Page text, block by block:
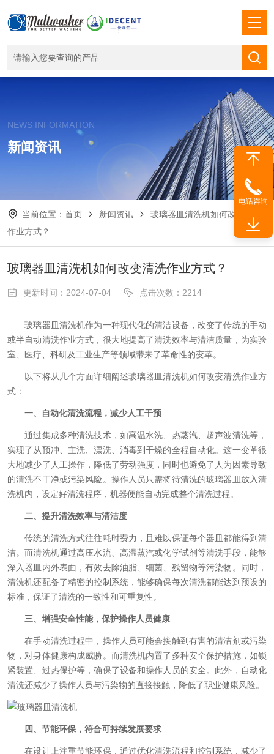
NEWS INFORMATION
新闻资讯
当前位置： 首页 新闻资讯
玻璃器皿清洗机如何改变清洗
作业方式？
玻璃器皿清洗机如何改变清洗作业方式？
更新时间：2024-07-04 点击次数：2214
玻璃器皿清洗机作为一种现代化的清洁设备，改变了传统的手动
或半自动清洗作业方式，很大地提高了清洗效率与清洁质量，为实验
室、医疗、科研及工业生产等领域带来了革命性的变革。
以下将从几个方面详细阐述玻璃器皿清洗机如何改变清洗作业方
式：
一、自动化清洗流程，减少人工干预
通过集成多种清洗技术，如高温水洗、热蒸汽、超声波清洗等，
实现了从预冲、主洗、漂洗、消毒到干燥的全程自动化。这一变革很
大地减少了人工操作，降低了劳动强度，同时也避免了人为因素导致
的清洗不干净或污染风险。操作人员只需将待清洗的玻璃器皿放入清
洗机内，设定好清洗程序，机器便能自动完成整个清洗过程。
二、提升清洗效率与清洁度
传统的清洗方式往往耗时费力，且难以保证每个器皿都能得到清
洁。而清洗机通过高压水流、高温蒸汽或化学试剂等清洗手段，能够
深入器皿内外表面，有效去除油脂、细菌、残留物等污染物。同时，
清洗机还配备了精密的控制系统，能够确保每次清洗都能达到预设的
标准，保证了清洗的一致性和可重复性。
三、增强安全性能，保护操作人员健康
在手动清洗过程中，操作人员可能会接触到有害的清洁剂或污染
物，对身体健康构成威胁。而清洗机内置了多种安全保护措施，如锁
紧装置、过热保护等，确保了设备和操作人员的安全。此外，自动化
清洗还减少了操作人员与污染物的直接接触，降低了职业健康风险。
四、节能环保，符合可持续发展要求
在设计上注重节能环保，通过优化清洗流程和控制系统，减少了
电话咨询